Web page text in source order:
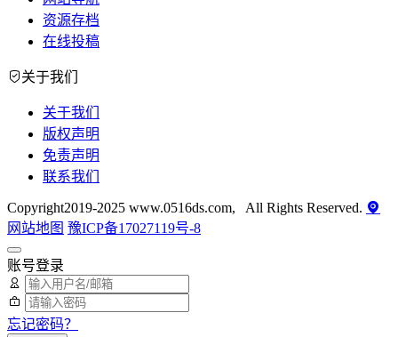
资源存档
在线投稿
关于我们
关于我们
版权声明
免责声明
联系我们
Copyright2019-2025 www.0516ds.com, All Rights Reserved.
网站地图 豫ICP备17027119号-8
账号登录
忘记密码？